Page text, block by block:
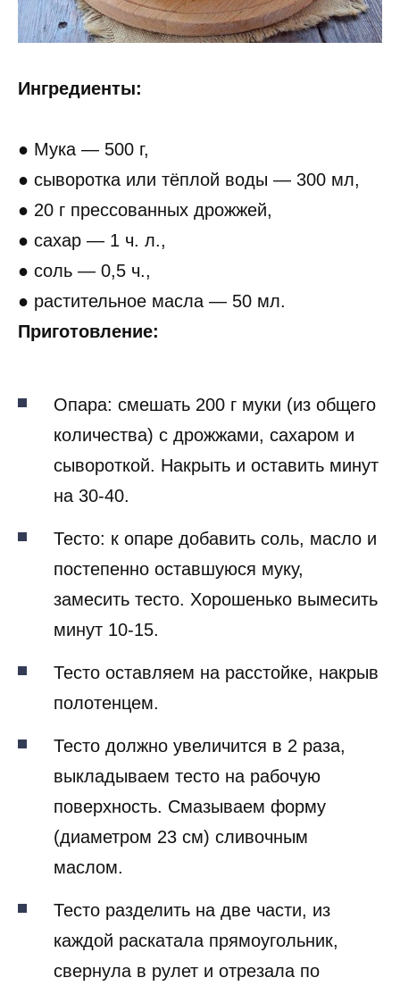
Ингредиенты:
● Мука — 500 г,
● сыворотка или тёплой воды — 300 мл,
● 20 г прессованных дрожжей,
● сахар — 1 ч. л.,
● соль — 0,5 ч.,
● растительное масла — 50 мл.
Приготовление:
Опара: смешать 200 г муки (из общего
количества) с дрожжами, сахаром и
сывороткой. Накрыть и оставить минут
на 30-40.
Тесто: к опаре добавить соль, масло и
постепенно оставшуюся муку,
замесить тесто. Хорошенько вымесить
минут 10-15.
Тесто оставляем на расстойке, накрыв
полотенцем.
Тесто должно увеличится в 2 раза,
выкладываем тесто на рабочую
поверхность. Смазываем форму
(диаметром 23 см) сливочным
маслом.
Тесто разделить на две части, из
каждой раскатала прямоугольник,
свернула в рулет и отрезала по